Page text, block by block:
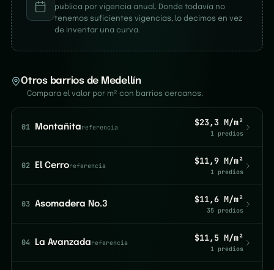
publica por vigencia anual. Donde todavía no
tenemos suficientes vigencias, lo decimos en vez
de inventar una curva.
Otros barrios de Medellín
Compara el valor por m² con barrios cercanos.
01 Montañitareferencia $23,3 M/m²
1 predios
02 El Cerroreferencia $11,9 M/m²
1 predios
03 Asomadera No.3 $11,6 M/m²
35 predios
04 La Avanzadareferencia $11,5 M/m²
1 predios